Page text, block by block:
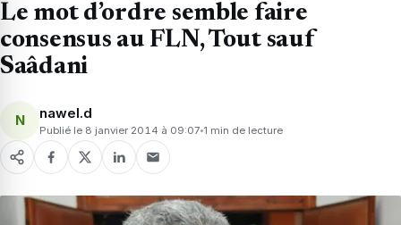
Le mot d’ordre semble faire
consensus au FLN, Tout sauf
Saâdani
N nawel.d
Publié le 8 janvier 2014 à 09:07 1 min de lecture